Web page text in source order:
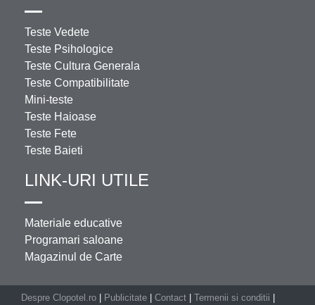
Teste Vedete
Teste Psihologice
Teste Cultura Generala
Teste Compatibilitate
Mini-teste
Teste Haioase
Teste Fete
Teste Baieti
LINK-URI UTILE
Materiale educative
Programari saloane
Magazinul de Carte
Despre Clopotel.ro Publicitate Contact Termenii si conditii